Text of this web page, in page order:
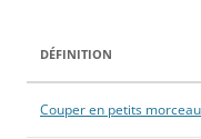
DÉFINITION
Couper en petits